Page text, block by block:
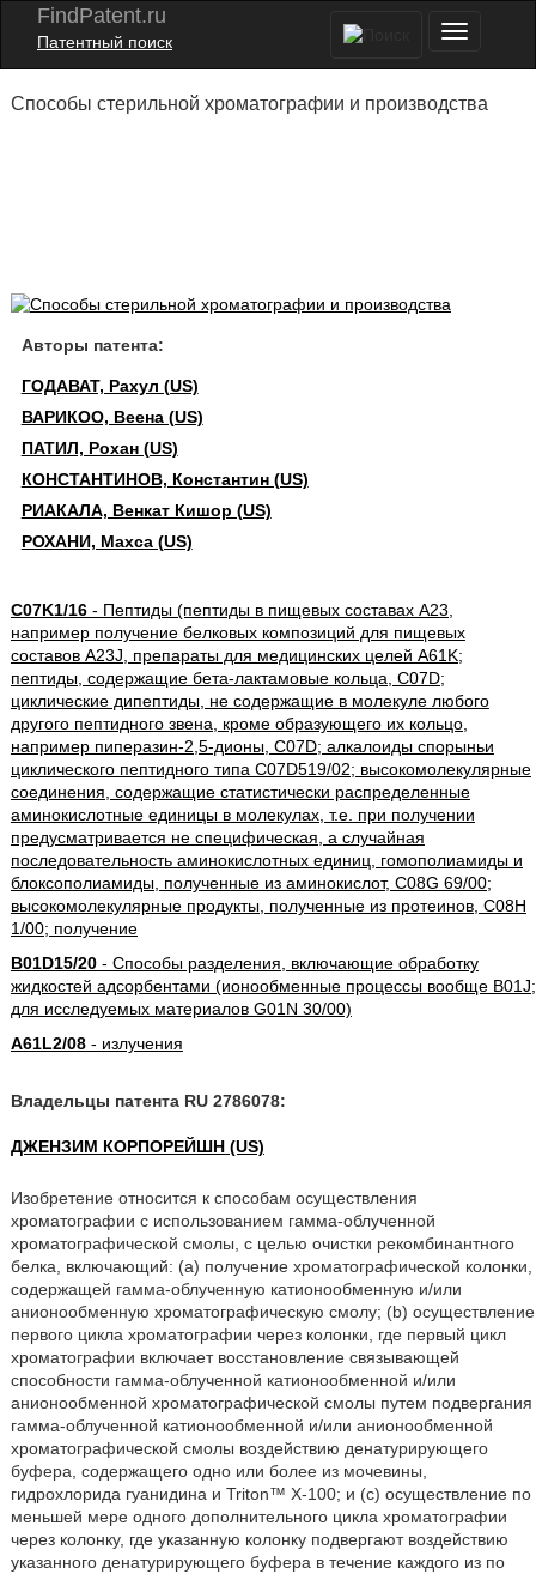
FindPatent.ru
Патентный поиск
Способы стерильной хроматографии и производства
Авторы патента:
ГОДАВАТ, Рахул (US)
ВАРИКОО, Веена (US)
ПАТИЛ, Рохан (US)
КОНСТАНТИНОВ, Константин (US)
РИАКАЛА, Венкат Кишор (US)
РОХАНИ, Махса (US)
C07K1/16- Пептиды (пептиды в пищевых составах A23,
например получение белковых композиций для пищевых
составов A23J, препараты для медицинских целей A61K;
пептиды, содержащие бета-лактамовые кольца, C07D;
циклические дипептиды, не содержащие в молекуле любого
другого пептидного звена, кроме образующего их кольцо,
например пиперазин-2,5-дионы, C07D; алкалоиды спорыньи
циклического пептидного типа C07D519/02; высокомолекулярные
соединения, содержащие статистически распределенные
аминокислотные единицы в молекулах, т.е. при получении
предусматривается не специфическая, а случайная
последовательность аминокислотных единиц, гомополиамиды и
блоксополиамиды, полученные из аминокислот, C08G 69/00;
высокомолекулярные продукты, полученные из протеинов, C08H
1/00; получение
B01D15/20- Способы разделения, включающие обработку
жидкостей адсорбентами (ионообменные процессы вообще B01J;
для исследуемых материалов G01N 30/00)
A61L2/08- излучения
Владельцы патента RU 2786078:
ДЖЕНЗИМ КОРПОРЕЙШН (US)
Изобретение относится к способам осуществления
хроматографии с использованием гамма-облученной
хроматографической смолы, с целью очистки рекомбинантного
белка, включающий: (a) получение хроматографической колонки,
содержащей гамма-облученную катионообменную и/или
анионообменную хроматографическую смолу; (b) осуществление
первого цикла хроматографии через колонки, где первый цикл
хроматографии включает восстановление связывающей
способности гамма-облученной катионообменной и/или
анионообменной хроматографической смолы путем подвергания
гамма-облученной катионообменной и/или анионообменной
хроматографической смолы воздействию денатурирующего
буфера, содержащего одно или более из мочевины,
гидрохлорида гуанидина и Triton™ X-100; и (c) осуществление по
меньшей мере одного дополнительного цикла хроматографии
через колонку, где указанную колонку подвергают воздействию
указанного денатурирующего буфера в течение каждого из по